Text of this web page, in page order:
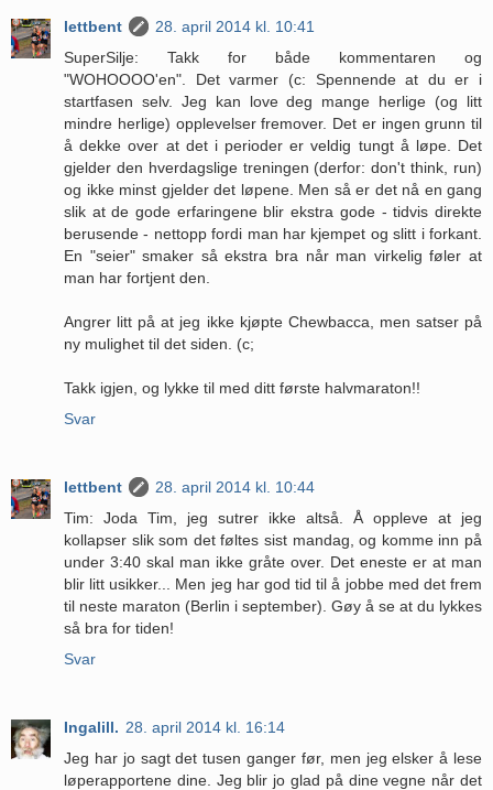
lettbent
28. april 2014 kl. 10:41
SuperSilje: Takk for både kommentaren og
"WOHOOOO'en". Det varmer (c: Spennende at du er i
startfasen selv. Jeg kan love deg mange herlige (og litt
mindre herlige) opplevelser fremover. Det er ingen grunn til
å dekke over at det i perioder er veldig tungt å løpe. Det
gjelder den hverdagslige treningen (derfor: don't think, run)
og ikke minst gjelder det løpene. Men så er det nå en gang
slik at de gode erfaringene blir ekstra gode - tidvis direkte
berusende - nettopp fordi man har kjempet og slitt i forkant.
En "seier" smaker så ekstra bra når man virkelig føler at
man har fortjent den.
Angrer litt på at jeg ikke kjøpte Chewbacca, men satser på
ny mulighet til det siden. (c;
Takk igjen, og lykke til med ditt første halvmaraton!!
Svar
lettbent
28. april 2014 kl. 10:44
Tim: Joda Tim, jeg sutrer ikke altså. Å oppleve at jeg
kollapser slik som det føltes sist mandag, og komme inn på
under 3:40 skal man ikke gråte over. Det eneste er at man
blir litt usikker... Men jeg har god tid til å jobbe med det frem
til neste maraton (Berlin i september). Gøy å se at du lykkes
så bra for tiden!
Svar
Ingalill. 28. april 2014 kl. 16:14
Jeg har jo sagt det tusen ganger før, men jeg elsker å lese
løperapportene dine. Jeg blir jo glad på dine vegne når det